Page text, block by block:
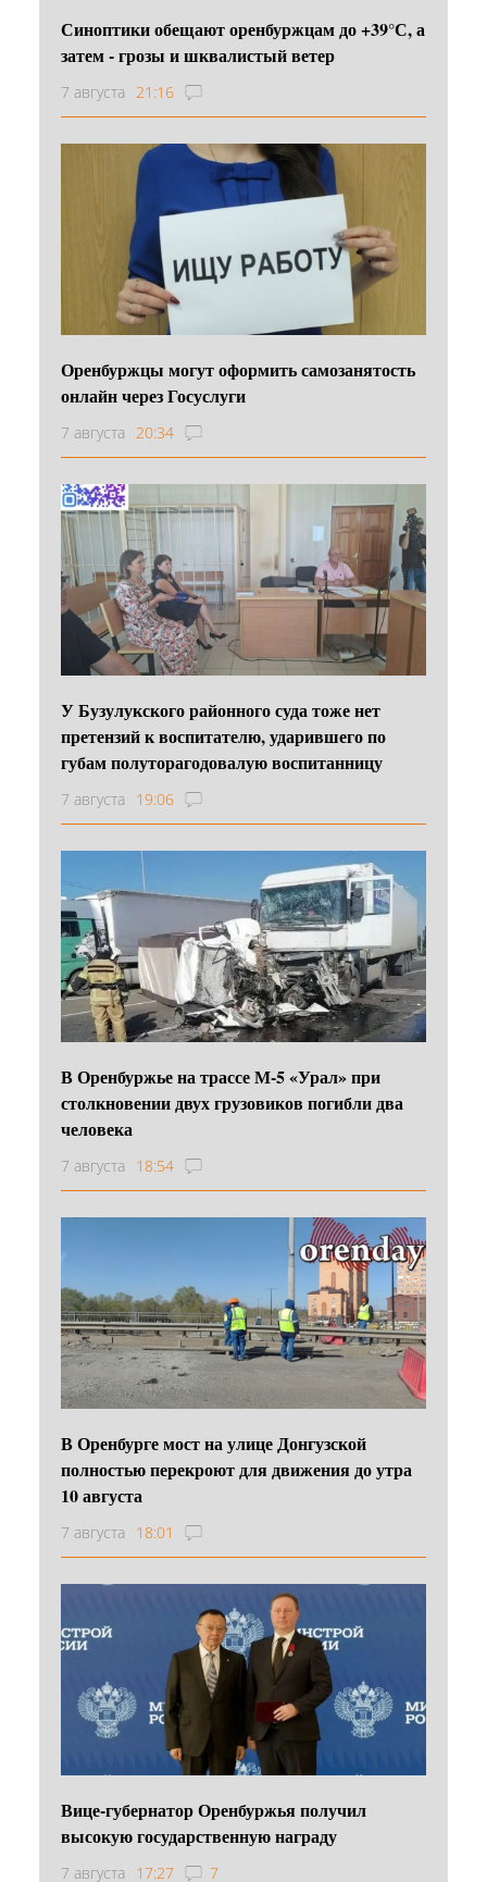
Синоптики обещают оренбуржцам до +39°С, а
затем - грозы и шквалистый ветер
7 августа 21:16
Оренбуржцы могут оформить самозанятость
онлайн через Госуслуги
7 августа 20:34
У Бузулукского районного суда тоже нет
претензий к воспитателю, ударившего по
губам полуторагодовалую воспитанницу
7 августа 19:06
В Оренбуржье на трассе М-5 «Урал» при
столкновении двух грузовиков погибли два
человека
7 августа 18:54
В Оренбурге мост на улице Донгузской
полностью перекроют для движения до утра
10 августа
7 августа 18:01
Вице-губернатор Оренбуржья получил
высокую государственную награду
7 августа 17:27 7